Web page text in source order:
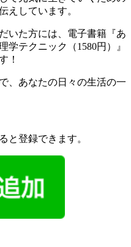
えしています。
いた方には、電子書籍『あ
学テクニック（1580円）』
！
、あなたの日々の生活の一
と登録できます。